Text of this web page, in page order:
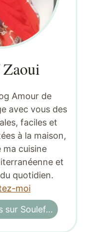
Amour de
avec vous des
faciles et
à la maison,
ma cuisine
et
quotidien.
moi
sur Soulef…